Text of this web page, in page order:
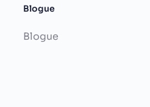
Blogue
Blogue